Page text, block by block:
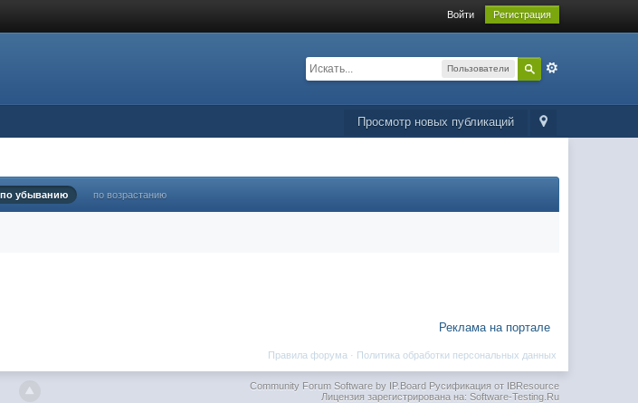
Войти Регистрация
Пользователи
Просмотр новых публикаций
по убыванию по возрастанию
Реклама на портале
Политика обработки персональных данных
Правила форума ·
Community Forum Software by IP.BoardРусификация от IBResource
Лицензия зарегистрирована на: Software-Testing.Ru